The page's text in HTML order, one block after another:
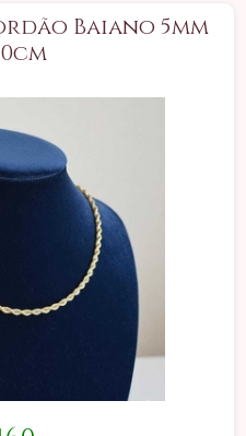
Baiano 5mm